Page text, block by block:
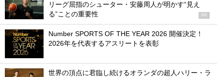
リーグ屈指のシューター・安藤周人が明かす“見え
る”ことの重要性
PR
Number SPORTS OF THE YEAR 2026 開催決定！
2026年を代表するアスリートを表彰
世界の頂点に君臨し続けるオランダの超人ハリー・ラ